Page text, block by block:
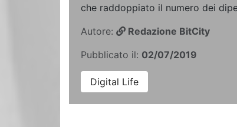
che raddoppiato il numero dei
Autore:
Redazione BitCity
Pubblicato il: 02/07/2019
Digital Life